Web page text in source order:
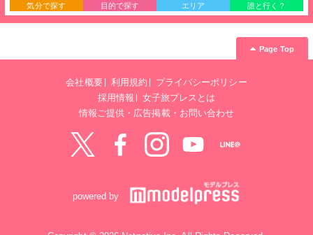
気分で探す 目的で探す エリア 誰と行く？
Page Top
会社概要 利用規約
プライバシーポリシー
採用情報
女子旅プレスとは
情報ご提供・広告掲載・お問い合わせ
powered by